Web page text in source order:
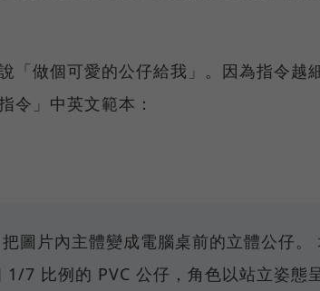
「做個可愛的公仔給我」。因為指令越
令」中英文範本：
圖片內主體變成電腦桌前的立體公仔。
1/7 比例的 PVC 公仔，角色以站立姿態